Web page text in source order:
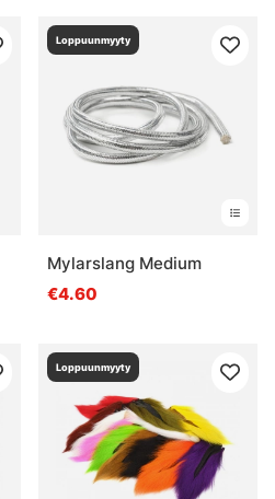
Loppuunmyyty
Mylarslang Medium
€4.60
Loppuunmyyty